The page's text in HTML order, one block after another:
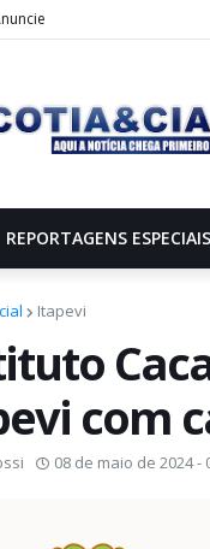
REPORTAGENS ESPECIAIS
Itapevi
com
08 de maio de 2024 -